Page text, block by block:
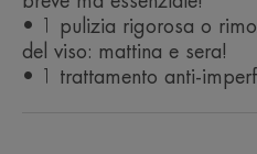
un'efficacia
• 1 pulizia rigorosa o
del viso: mattina e sera!
• 1 trattamento anti-